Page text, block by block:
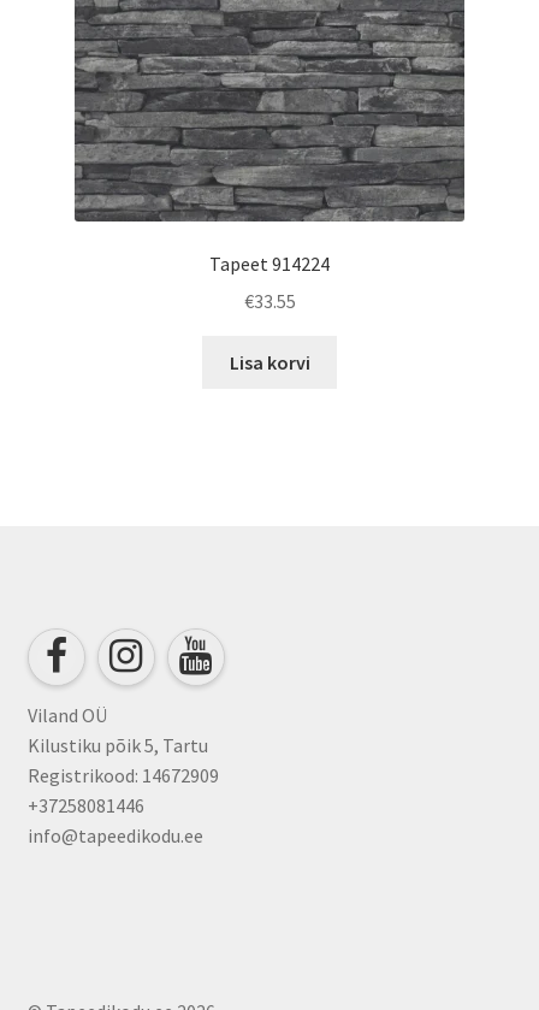
Tapeet 914224
€33.55
Lisa korvi
Viland OÜ
Kilustiku põik 5, Tartu
Registrikood: 14672909
+37258081446
info@tapeedikodu.ee